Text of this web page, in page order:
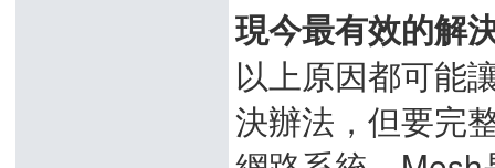
現今最有效的解
以上原因都可能
決辦法，但要完